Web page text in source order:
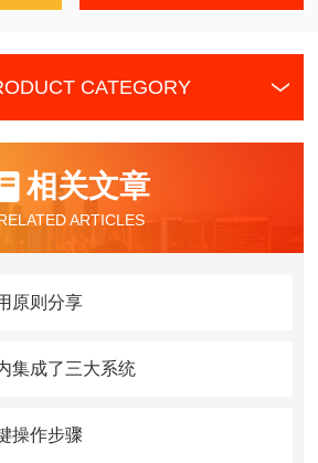
CATEGORY
相关文章
ARTICLES
原则分享
集成了三大系统
操作步骤